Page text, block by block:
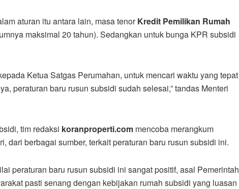
aturan itu antara lain, masa tenorKredit Pemilikan Rumah
maksimal 20 tahun). Sedangkan untuk bunga KPR subsidi
Ketua Satgas Perumahan, untuk mencari waktu yang tepat
peraturan baru rusun subsidi sudah selesai,” tandas Menteri
tim redaksi koranproperti.com mencoba merangkum
dari berbagai sumber, terkait peraturan baru rusun subsidi ini.
peraturan baru rusun subsidi ini sangat positif, asal Pemerintah
pasti senang dengan kebijakan rumah subsidi yang luasan